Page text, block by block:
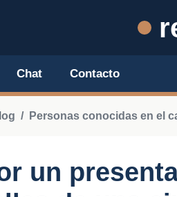
Chat Contacto
Personas conocidas en el
un